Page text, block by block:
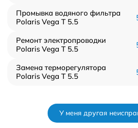
Промывка водяного фильтра
Polaris Vega T 5.5
Ремонт электропроводки
Polaris Vega T 5.5
Замена терморегулятора
Polaris Vega T 5.5
У меня другая